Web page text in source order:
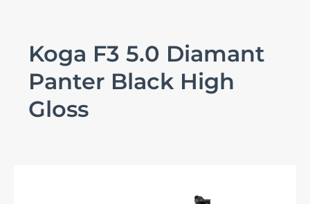
Koga F3 5.0 Diamant
Panter Black High
Gloss